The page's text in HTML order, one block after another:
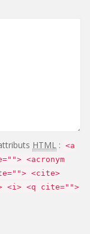
HTML : <a
<acronym
<cite>
<i> <q cite="">